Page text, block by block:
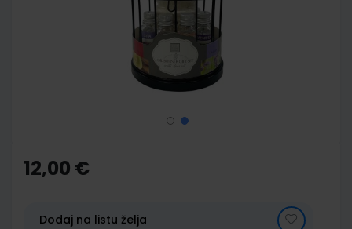
the
beginning
gallery
12,00 €
Dodaj na listu želja